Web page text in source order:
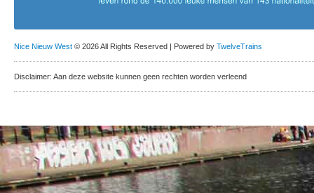
Nice Nieuw West © 2026 All Rights Reserved | Powered by TwelveTrains
Disclaimer: Aan deze website kunnen geen rechten worden verleend